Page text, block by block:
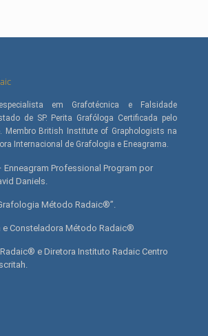
em Grafotécnica e Falsidade
de SP. Perita Grafóloga Certificada pelo
Membro British Institute of Graphologists na
Internacional de Grafologia e Eneagrama.
Enneagram Professional Program por
Daniels.
Método Radaic®”.
e Consteladora Método Radaic®
e Diretora Instituto Radaic Centro